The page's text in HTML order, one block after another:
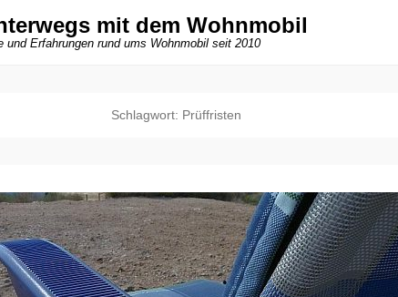
mit dem Wohnmobil
und Erfahrungen rund ums Wohnmobil seit 2010
Schlagwort: Prüffristen